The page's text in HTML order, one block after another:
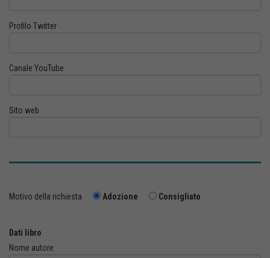
Profilo Twitter
Canale YouTube
Sito web
Motivo della richiesta Adozione Consigliato
Dati libro
Nome autore